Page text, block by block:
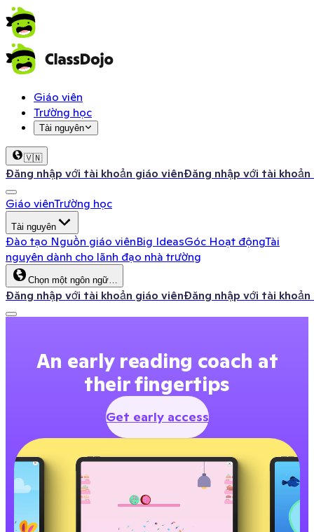
Giáo viên
Trường học
Tài nguyên
🇻🇳
Đăng nhập với tài khoản giáo viênĐăng nhập với tài khoản
Giáo viênTrường học
Tài nguyên
Đào tạo Nguồn giáo viênBig IdeasGóc Hoạt độngTài
nguyên dành cho lãnh đạo nhà trường
Chọn một ngôn ngữ…
Đăng nhập với tài khoản giáo viênĐăng nhập với tài khoản
An early reading coach at
their fingertips
Get early access